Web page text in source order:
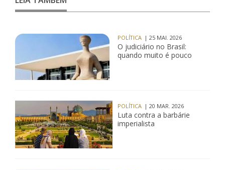
POLÍTICA | 25 MAI. 2026
O judiciário no Brasil:
quando muito é pouco
POLÍTICA | 20 MAR. 2026
Luta contra a barbárie
imperialista